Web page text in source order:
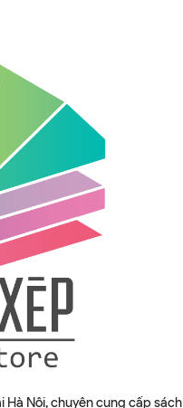
Hà Nội, chuyên cung cấp sách